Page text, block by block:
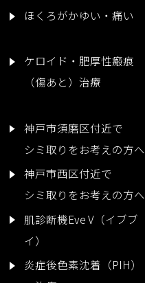
ほくろがかゆい・痛い
ケロイド・肥厚性瘢痕
（傷あと）治療
神戸市須磨区付近で
シミ取りをお考えの方へ
神戸市西区付近で
シミ取りをお考えの方へ
肌診断機Eve V（イブブ
イ）
炎症後色素沈着（PIH）